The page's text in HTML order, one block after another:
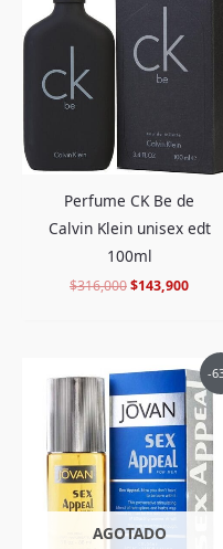
Perfume CK Be de
Calvin Klein unisex edt
100ml
$316,000
$316,000.
$143,900
-
AGOTADO
original
era:
$234,000.
El
es: